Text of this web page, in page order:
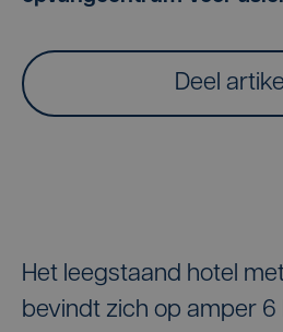
Deel artikel
Het leegstaand hotel
bevindt zich op amper